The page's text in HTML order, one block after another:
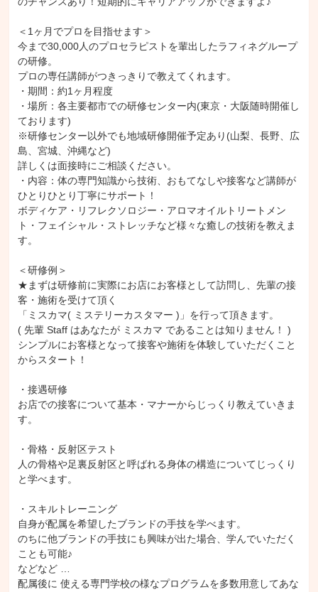
＜1ヶ月でプロを目指せます＞
今まで30,000人のプロセラピストを輩出したラフィネグループ
の研修。
プロの専任講師がつきっきりで教えてくれます。
・期間：約1ヶ月程度
・場所：各主要都市での研修センター内(東京・大阪随時開催し
ております)
※研修センター以外でも地域研修開催予定あり(山梨、長野、広
島、宮城、沖縄など)
詳しくは面接時にご相談ください。
・内容：体の専門知識から技術、おもてなしや接客など講師が
ひとりひとり丁寧にサポート！
ボディケア・リフレクソロジー・アロマオイルトリートメン
ト・フェイシャル・ストレッチなど様々な癒しの技術を教えま
す。
＜研修例＞
★まずは研修前に実際にお店にお客様として訪問し、先輩の接
客・施術を受けて頂く
「ミスカマ( ミステリーカスタマー )」を行って頂きます。
( 先輩 Staff はあなたが ミスカマ であることは知りません！ )
シンプルにお客様となって接客や施術を体験していただくこと
からスタート！
・接遇研修
お店での接客について基本・マナーからじっくり教えていきま
す。
・骨格・反射区テスト
人の骨格や足裏反射区と呼ばれる身体の構造についてじっくり
と学べます。
・スキルトレーニング
自身が配属を希望したブランドの手技を学べます。
のちに他ブランドの手技にも興味が出た場合、学んでいただく
ことも可能♪
などなど …
配属後に 使える専門学校の様なプログラムを多数用意してあな